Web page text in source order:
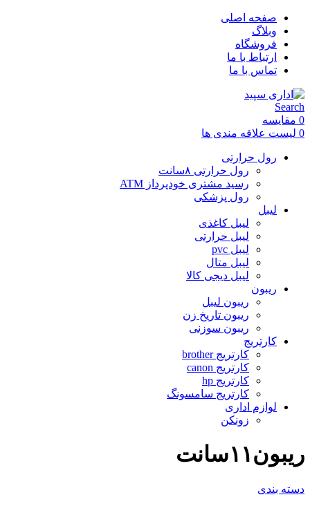
صفحه اصلی
وبلاگ
فروشگاه
ارتباط با ما
تماس با ما
Search
0 مقایسه
0 لیست علاقه مندی ها
رول حرارتی
رول حرارتی ۸سانت
رسید مشتری خودپرداز ATM
رول پزشکی
لیبل
لیبل کاغذی
لیبل حرارتی
لیبل pvc
لیبل متال
لیبل دیجی کالا
ریبون
ریبون لیبل
ریبون تاریخ زن
ریبون سوزنی
کارتریج
کارتریج brother
کارتریج canon
کارتریج hp
کارتریج سامسونگ
لوازم اداری
زونکن
ریبون۱۱سانت
دسته بندی